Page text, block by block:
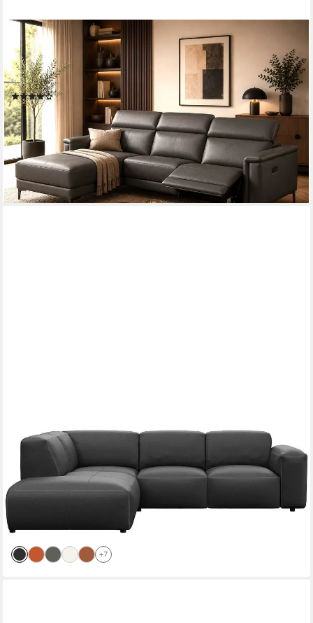
OTTO HOME
Ecksofa LUND, Naturleder, L-Form, 261cm, man./elektr.
Relaxfunktion (USB-A), mit USB A-Anschluss bei elektrischer
Variante und Kopfteilverstellung
(25)
ab 1.699,99 € 3.399,00 €
-50%
lieferbar - in 6-8 Werktagen bei dir
FLEXLUX
Ecksofa Lucera, super bequem durch hochwertigen Sitzaufbau
mit Kaltschaum, modern & anschmiegsam, L-Form, Designsofa
3.569,99 € UVP4.672,46 €
+7